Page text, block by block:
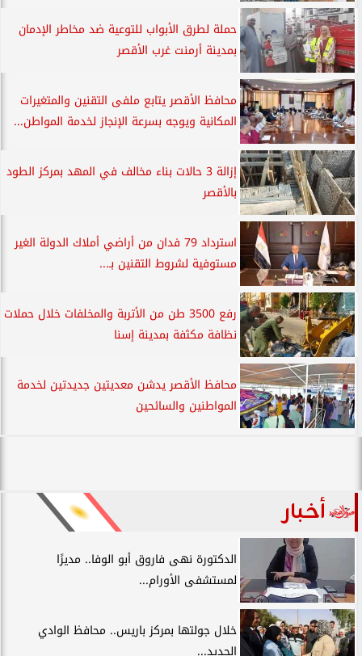
حملة لطرق الأبواب للتوعية ضد مخاطر الإدمان
بمدينة أرمنت غرب الأقصر
محافظ الأقصر يتابع ملفى التقنين والمتغيرات
المكانية ويوجه بسرعة الإنجاز لخدمة المواطن...
إزالة 3 حالات بناء مخالف في المهد بمركز الطود
بالأقصر
استرداد 79 فدان من أراضي أملاك الدولة الغير
مستوفية لشروط التقنين بـ...
رفع 3500 طن من الأتربة والمخلفات خلال حملات
نظافة مكثفة بمدينة إسنا
محافظ الأقصر يدشن معديتين جديدتين لخدمة
المواطنين والسائحين
أخبار
الدكتورة نهى فاروق أبو الوفا.. مديرًا
لمستشفى الأورام...
خلال جولتها بمركز باريس.. محافظ الوادي